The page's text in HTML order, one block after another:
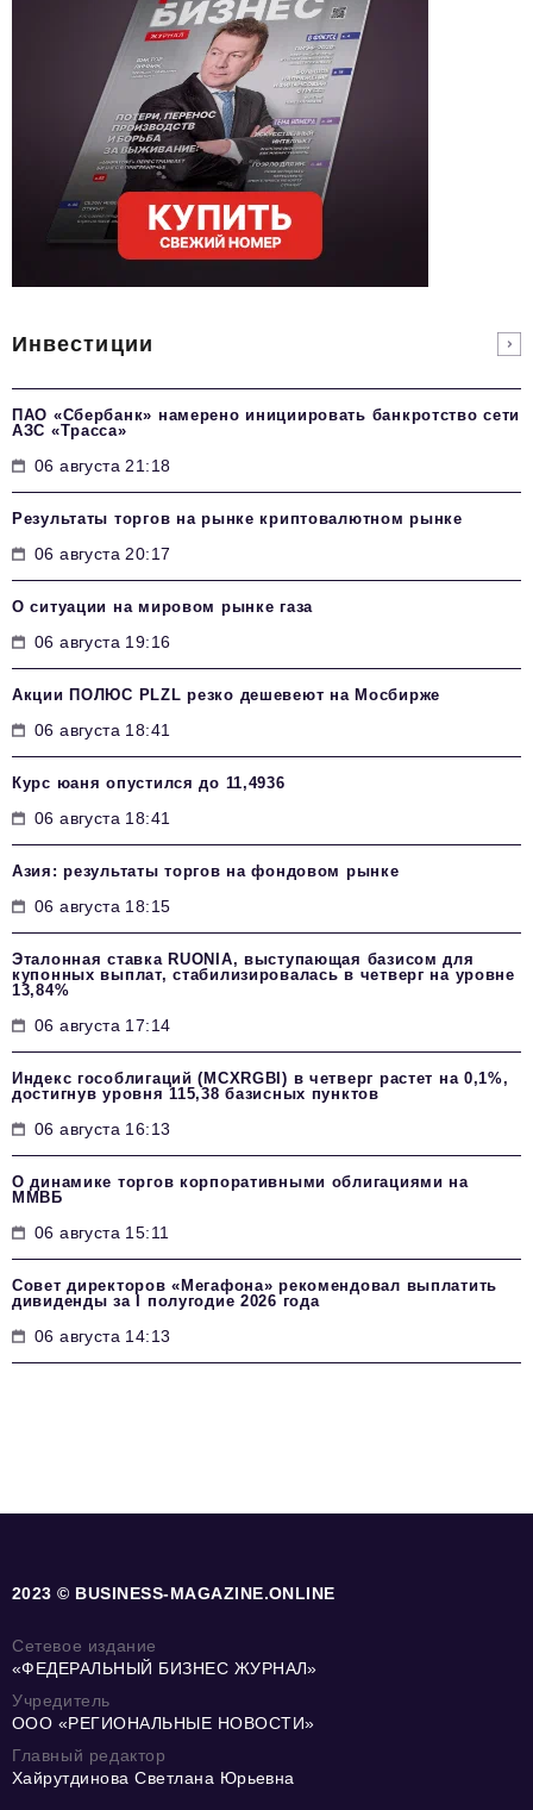
Инвестиции
ПАО «Сбербанк» намерено инициировать банкротство сети
АЗС «Трасса»
06 августа 21:18
Результаты торгов на рынке криптовалютном рынке
06 августа 20:17
О ситуации на мировом рынке газа
06 августа 19:16
Акции ПОЛЮС PLZL резко дешевеют на Мосбирже
06 августа 18:41
Курс юаня опустился до 11,4936
06 августа 18:41
Азия: результаты торгов на фондовом рынке
06 августа 18:15
Эталонная ставка RUONIA, выступающая базисом для
купонных выплат, стабилизировалась в четверг на уровне
13,84%
06 августа 17:14
Индекс гособлигаций (MCXRGBI) в четверг растет на 0,1%,
достигнув уровня 115,38 базисных пунктов
06 августа 16:13
О динамике торгов корпоративными облигациями на
ММВБ
06 августа 15:11
Совет директоров «Мегафона» рекомендовал выплатить
дивиденды за I полугодие 2026 года
06 августа 14:13
2023 © BUSINESS-MAGAZINE.ONLINE
Сетевое издание
«ФЕДЕРАЛЬНЫЙ БИЗНЕС ЖУРНАЛ»
Учредитель
ООО «РЕГИОНАЛЬНЫЕ НОВОСТИ»
Главный редактор
Хайрутдинова Светлана Юрьевна